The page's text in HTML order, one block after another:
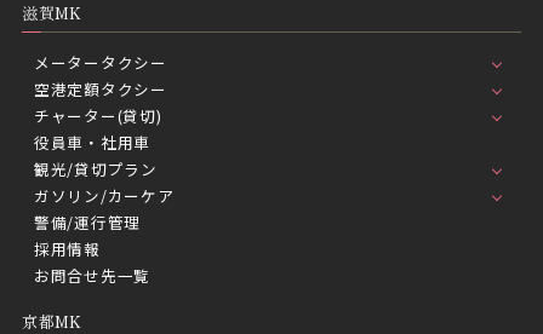
滋賀MK
メータータクシー
空港定額タクシー
チャーター(貸切)
役員車・社用車
観光/貸切プラン
ガソリン/カーケア
警備/運行管理
採用情報
お問合せ先一覧
京都MK